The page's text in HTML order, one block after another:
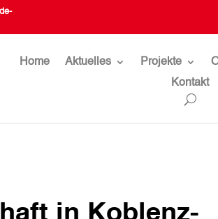
Home Aktuelles Projekte
Kontakt